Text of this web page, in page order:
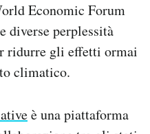
Economic Forum
diverse perplessità
ridurre gli effetti ormai
climatico.
è una piattaforma